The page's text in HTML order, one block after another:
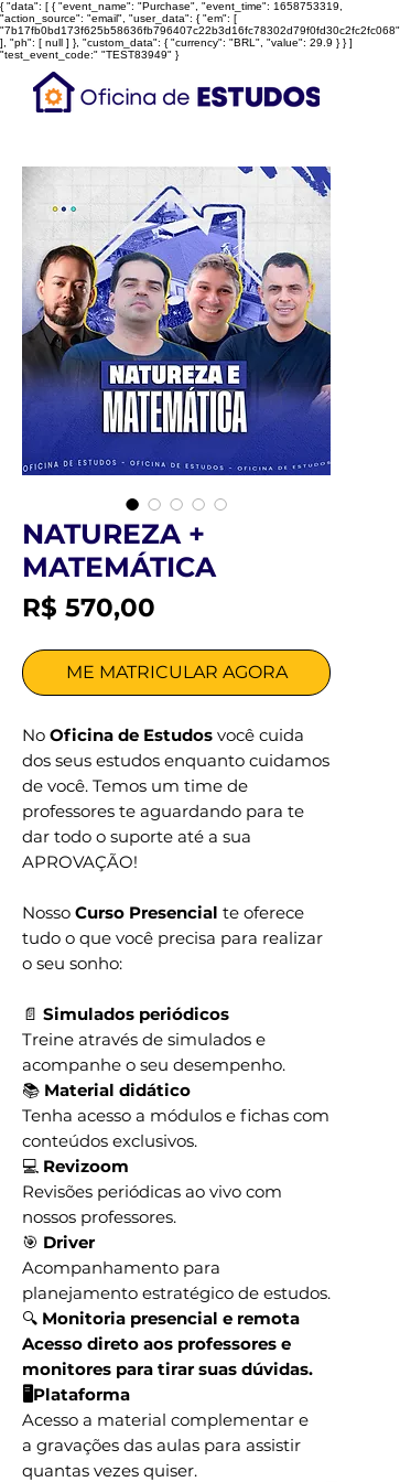
{ "data": [ { "event_name": "Purchase", "event_time": 1658753319,
"action_source": "email", "user_data": { "em": [
"7b17fb0bd173f625b58636fb796407c22b3d16fc78302d79f0fd30c2fc2fc068"
], "ph": [ null ] }, "custom_data": { "currency": "BRL", "value": 29.9 } } ]
"test_event_code:" "TEST83949" }
NATUREZA +
MATEMÁTICA
R$ 570,00
ME MATRICULAR AGORA
No Oficina de Estudos você cuida
dos seus estudos enquanto cuidamos
de você. Temos um time de
professores te aguardando para te
dar todo o suporte até a sua
APROVAÇÃO!
Nosso Curso Presencial te oferece
tudo o que você precisa para realizar
o seu sonho:
📄 Simulados periódicos
Treine através de simulados e
acompanhe o seu desempenho.
📚 Material didático
Tenha acesso a módulos e fichas com
conteúdos exclusivos.
💻 Revizoom
Revisões periódicas ao vivo com
nossos professores.
🎯 Driver
Acompanhamento para
planejamento estratégico de estudos.
🔍 Monitoria presencial e remota
Acesso direto aos professores e
monitores para tirar suas dúvidas.
🖥Plataforma
Acesso a material complementar e
a gravações das aulas para assistir
quantas vezes quiser.